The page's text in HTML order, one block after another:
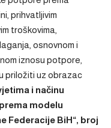
prihvatljivim
troškovima,
osnovnom i
iznosu potpore,
priložiti uz obrazac
i načinu
modelu
Federacije BiH“, broj